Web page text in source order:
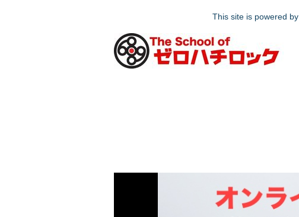
This site is powered by